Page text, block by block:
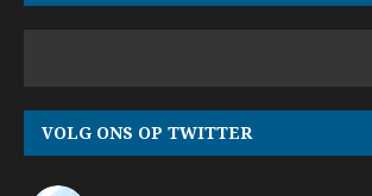
VOLG ONS OP TWITTER